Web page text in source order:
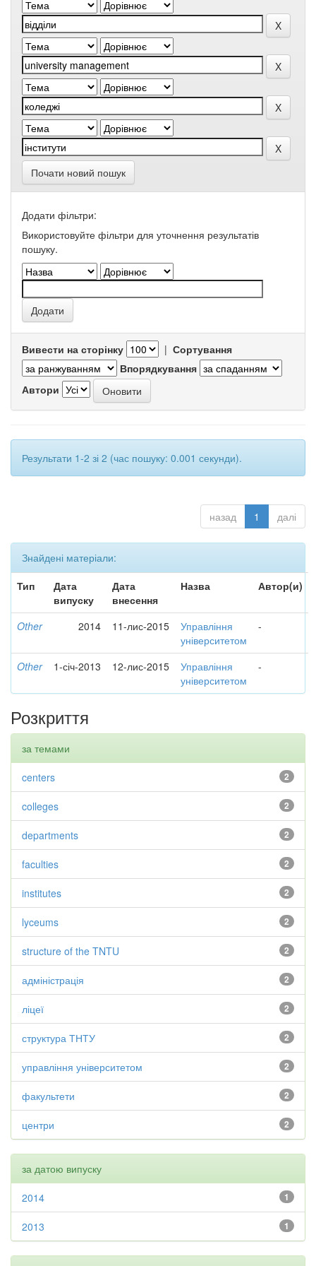
Почати новий пошук
Додати фільтри:
Використовуйте фільтри для уточнення результатів
пошуку.
Вивести на сторінку | Сортування
Впорядкування
Автори
Результати 1-2 зі 2 (час пошуку: 0.001 секунди).
назад 1 далі
Знайдені матеріали:
Тип
Дата
випуску
Дата
внесення
Назва Автор(и)
Other 2014 11-лис-2015
Управління
університетом
-
Other 1-січ-2013 12-лис-2015
Управління
університетом
-
Розкриття
за темами
2
centers
2
colleges
2
departments
2
faculties
2
institutes
2
lyceums
2
structure of the TNTU
2
адміністрація
2
ліцеї
2
структура ТНТУ
2
управління університетом
2
факультети
2
центри
за датою випуску
1
2014
1
2013